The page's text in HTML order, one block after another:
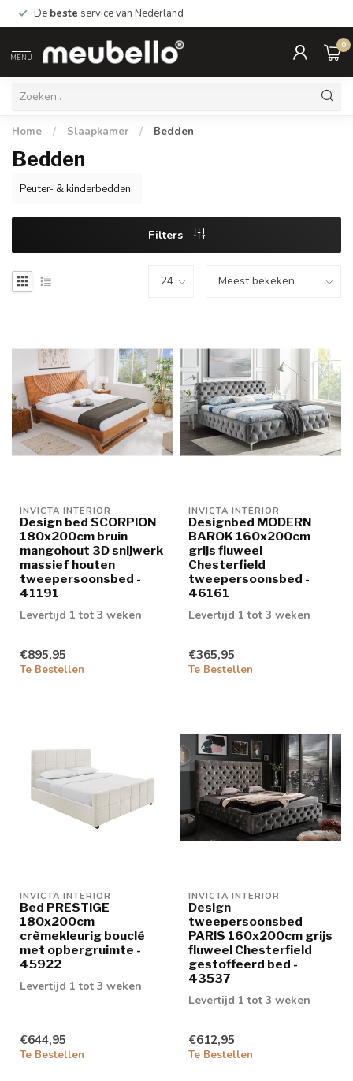
De beste service van Nederland
MENU
0
Home / Slaapkamer / Bedden
Bedden
Peuter- & kinderbedden
Filters
INVICTA INTERIOR
Design bed SCORPION
180x200cm bruin
mangohout 3D snijwerk
massief houten
tweepersoonsbed -
41191
Levertijd 1 tot 3 weken
€895,95
Te Bestellen
INVICTA INTERIOR
Designbed MODERN
BAROK 160x200cm
grijs fluweel
Chesterfield
tweepersoonsbed -
46161
Levertijd 1 tot 3 weken
€365,95
Te Bestellen
INVICTA INTERIOR
Bed PRESTIGE
180x200cm
crèmekleurig bouclé
met opbergruimte -
45922
Levertijd 1 tot 3 weken
€644,95
Te Bestellen
INVICTA INTERIOR
Design
tweepersoonsbed
PARIS 160x200cm grijs
fluweel Chesterfield
gestoffeerd bed -
43537
Levertijd 1 tot 3 weken
€612,95
Te Bestellen